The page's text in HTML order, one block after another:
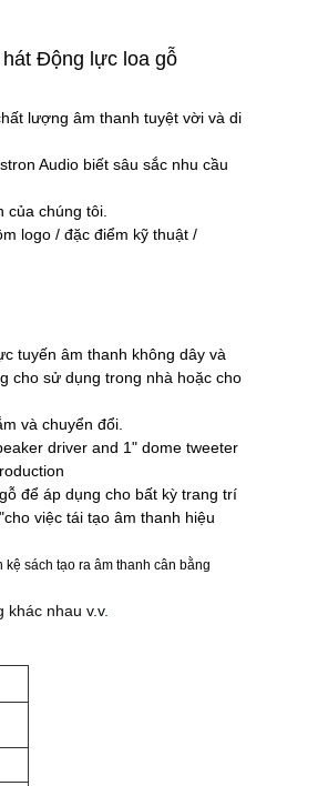
hát Động lực loa gỗ
lượng âm thanh tuyệt vời và di
Audio biết sâu sắc nhu cầu
chúng tôi.
logo / đặc điểm kỹ thuật /
tuyến âm thanh không dây và
cho sử dụng trong nhà hoặc cho
và chuyển đổi.
driver and 1" dome tweeter
để áp dụng cho bất kỳ trang trí
việc tái tạo âm thanh hiệu
sách tạo ra âm thanh cân bằng
nhau v.v.